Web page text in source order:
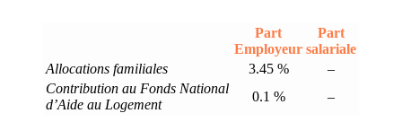
Part
Employeur
Part
salariale
Allocations familiales
3.45 %
–
Contribution au Fonds National
d’Aide au Logement
0.1 % –